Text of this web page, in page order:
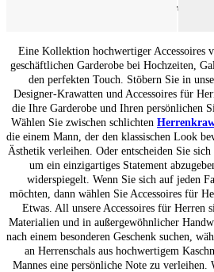
Accessoires für Herren:
Eine Kollektion hochwertiger Accessoires
geschäftlichen Garderobe bei Hochzeiten,
den perfekten Touch. Stöbern Sie in
Designer-Krawatten und Accessoires für
die Ihre Garderobe und Ihren persönlichen
Wählen Sie zwischen schlichten
die einem Mann, der den klassischen Look
Ästhetik verleihen. Oder entscheiden Sie
um ein einzigartiges Statement
widerspiegelt. Wenn Sie sich auf jeden
möchten, dann wählen Sie Accessoires für
Etwas. All unsere Accessoires für Herren
Materialien und in außergewöhnlicher
nach einem besonderen Geschenk suchen,
an Herrenschals aus hochwertigem
Mannes eine persönliche Note zu verleihen.